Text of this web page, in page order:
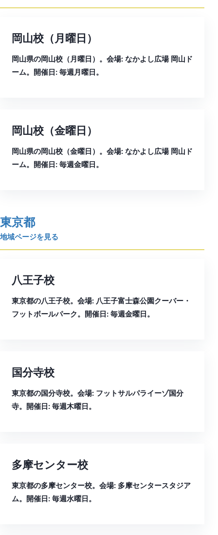
岡山校（月曜日）
岡山県の岡山校（月曜日）。会場: なかよし広場 岡山ド
ーム。開催日: 毎週月曜日。
岡山校（金曜日）
岡山県の岡山校（金曜日）。会場: なかよし広場 岡山ド
ーム。開催日: 毎週金曜日。
東京都
地域ページを見る
八王子校
東京都の八王子校。会場: 八王子富士森公園クーバー・
フットボールパーク。開催日: 毎週金曜日。
国分寺校
東京都の国分寺校。会場: フットサルパライーゾ国分
寺。開催日: 毎週木曜日。
多摩センター校
東京都の多摩センター校。会場: 多摩センタースタジア
ム。開催日: 毎週水曜日。